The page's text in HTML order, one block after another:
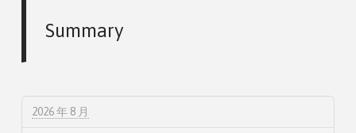
Summary
2026 年 8 月